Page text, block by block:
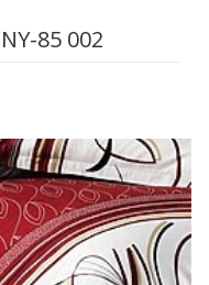
85 002